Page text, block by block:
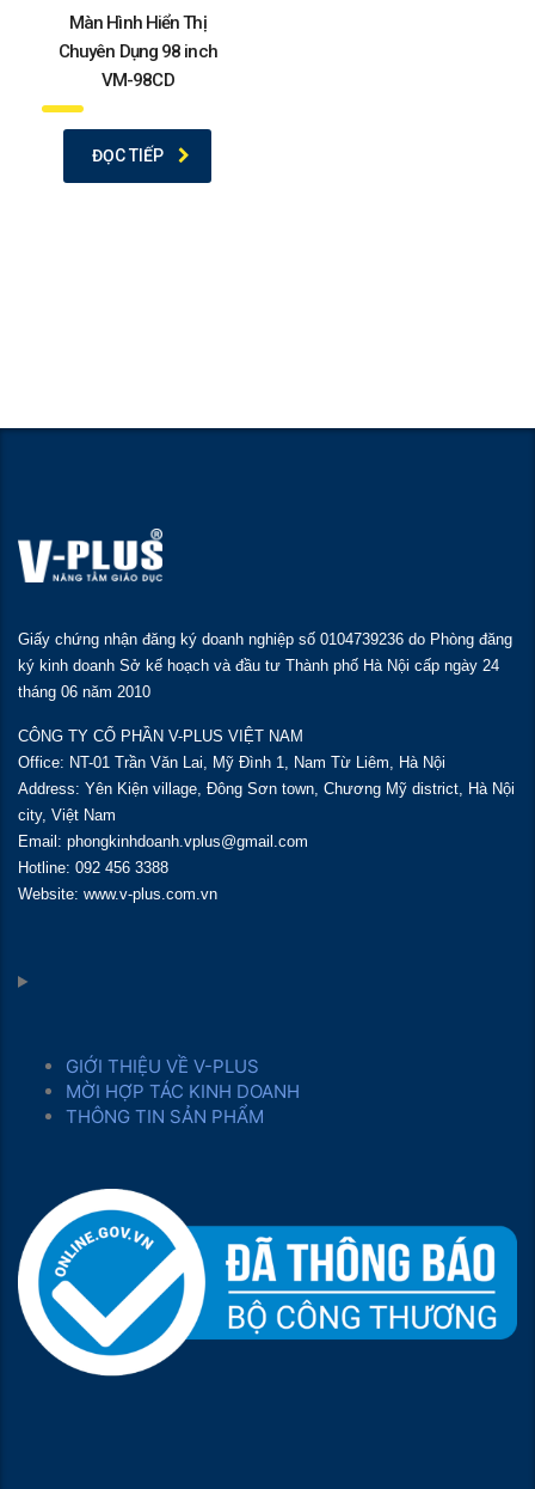
Màn Hình Hiển Thị
Chuyên Dụng 98 inch
VM-98CD
ĐỌC TIẾP
Giấy chứng nhận đăng ký doanh nghiệp số 0104739236 do Phòng đăng
ký kinh doanh Sở kế hoạch và đầu tư Thành phố Hà Nội cấp ngày 24
tháng 06 năm 2010
CÔNG TY CỔ PHẦN V-PLUS VIỆT NAM
Office: NT-01 Trần Văn Lai, Mỹ Đình 1, Nam Từ Liêm, Hà Nội
Address: Yên Kiện village, Đông Sơn town, Chương Mỹ district, Hà Nội
city, Việt Nam
Email: phongkinhdoanh.vplus@gmail.com
Hotline: 092 456 3388
Website: www.v-plus.com.vn
GIỚI THIỆU VỀ V-PLUS
MỜI HỢP TÁC KINH DOANH
THÔNG TIN SẢN PHẨM